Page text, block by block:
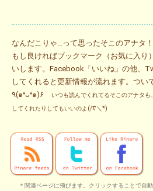
なんだこりゃ…って思ったそこのアナ
もし良ければブックマーク（お気に入り
いします。Facebook「いいね」の他、
してくれると更新情報が流れます。つい
٩(๑❛ᴗ❛๑)۶
いつも読んでくれてるそこのアナタ
してくれたりしてもいいのよ(/∇＼*)
＊関連ページに飛びます。クリックすることで自